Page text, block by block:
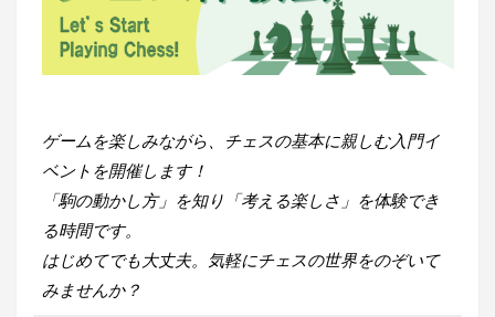
ゲームを楽しみながら、チェスの基本に親しむ入門イ
ベントを開催します！
「駒の動かし方」を知り「考える楽しさ」を体験でき
る時間です。
はじめてでも大丈夫。気軽にチェスの世界をのぞいて
みませんか？